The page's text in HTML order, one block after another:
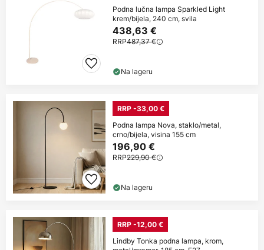
Podna lučna lampa Sparkled Light
krem/bijela, 240 cm, svila
438,63 €
RRP487,37 €
Na lageru
RRP -33,00 €
Podna lampa Nova, staklo/metal,
crno/bijela, visina 155 cm
196,90 €
RRP229,90 €
Na lageru
RRP -12,00 €
Lindby Tonka podna lampa, krom,